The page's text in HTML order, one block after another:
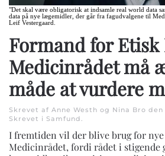
"Det skal være obligatorisk at indsamle real world data
data på nye lægemidler, der går fra fagudvalgene til
Leif Vestergaard.
Formand for Etisk
Medicinrådet må
måde at vurdere
Skrevet af Anne Westh og Nina Bro den
Skrevet i Samfund.
I fremtiden vil der blive brug for
Medicinrådet, fordi rådet i stigende